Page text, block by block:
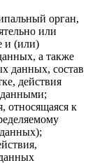
орган,
или
и (или)
а также
данных, состав
действия
относящаяся к